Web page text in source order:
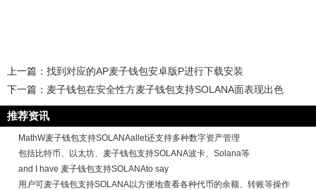
上一篇： 找到对应的AP麦子钱包安卓版P进行下载安装
下一篇： 麦子钱包在安全性方麦子钱包支持SOLANA面表现出色
推荐资讯
MathW麦子钱包支持SOLANAallet还支持多种数字资产管理
包括比特币、以太坊、麦子钱包支持SOLANA波卡、Solana等
and I have 麦子钱包支持SOLANAto say
用户可麦子钱包支持SOLANA以方便地查看各种代币的余额、转账等操作